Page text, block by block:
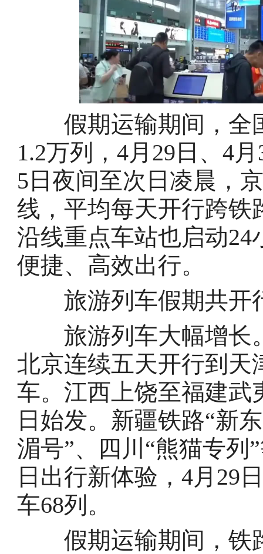
假期运输期间，全
1.2万列，4月29日、4
5日夜间至次日凌晨，
线，平均每天开行跨铁
沿线重点车站也启动
便捷、高效出行。
旅游列车假期共开
旅游列车大幅增长
北京连续五天开行到天
车。江西上饶至福建武
日始发。新疆铁路“新
湄号”、四川“熊猫专列
日出行新体验，4月29
车68列。
假期运输期间，铁